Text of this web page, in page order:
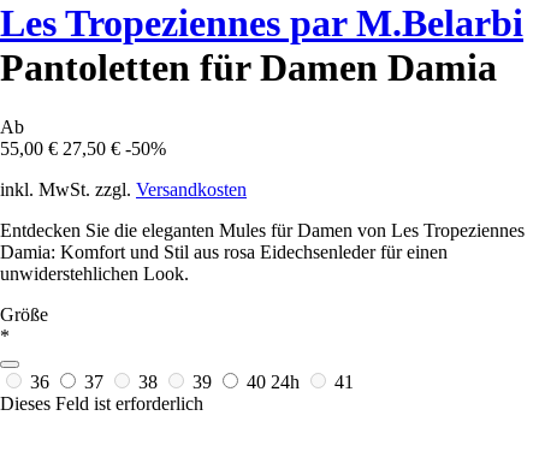
Les Tropeziennes par M.Belarbi
Pantoletten für Damen Damia
Ab
55,00 € 27,50 € -50%
inkl. MwSt. zzgl. Versandkosten
Entdecken Sie die eleganten Mules für Damen von Les Tropeziennes
Damia: Komfort und Stil aus rosa Eidechsenleder für einen
unwiderstehlichen Look.
Größe
*
36 37 38 39 40 24h
41
Dieses Feld ist erforderlich